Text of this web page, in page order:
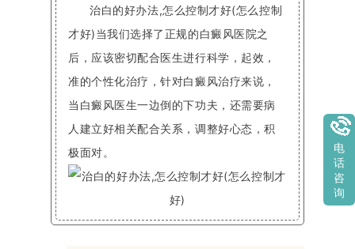
治白的好办法,怎么控制才好(怎么控制
才好)当我们选择了正规的白癜风医院之
后，应该密切配合医生进行科学，起效，
准的个性化治疗，针对白癜风治疗来说，
当白癜风医生一边倒的下功夫，还需要病
人建立好相关配合关系，调整好心态，积
极面对。
电
话
咨
询